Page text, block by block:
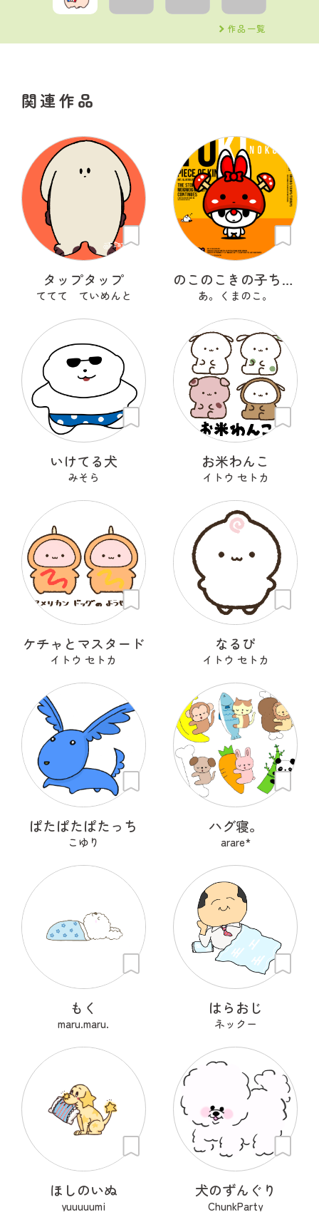
作品一覧
関連作品
タップタップ
ててて ていめんと
のこのこきの子ちゃん
あ。くまのこ。
いけてる犬
みそら
お米わんこ
イトウ セトカ
ケチャとマスタード
イトウ セトカ
なるぴ
イトウ セトカ
ぱたぱたぱたっち
こゆり
ハグ寝。
arare*
もく
maru.maru.
はらおじ
ネックー
ほしのいぬ
yuuuuumi
犬のずんぐり
ChunkParty